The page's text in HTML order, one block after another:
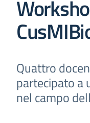
Quattro
partecipato a
nel campo